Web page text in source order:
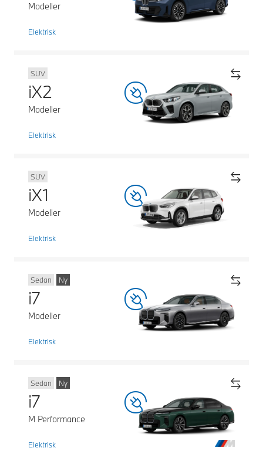
Modeller
Elektrisk
SUV
iX2
Modeller
Elektrisk
SUV
iX1
Modeller
Elektrisk
Sedan Ny
i7
Modeller
Elektrisk
Sedan Ny
i7
M Performance
Elektrisk